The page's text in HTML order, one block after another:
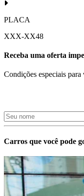
PLACA
XXX-XX48
Receba uma oferta
Condições especiais
Carros que você pode